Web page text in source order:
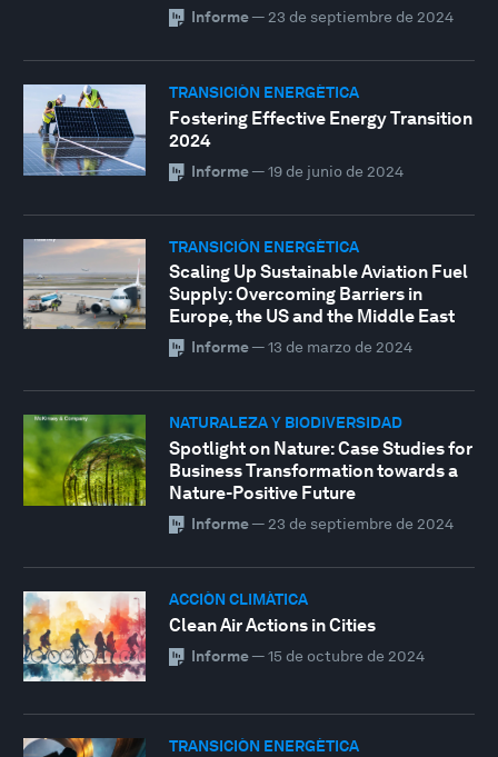
Informe— 23 de septiembre de 2024
TRANSICIÓN ENERGÉTICA
Fostering Effective Energy Transition
2024
Informe— 19 de junio de 2024
TRANSICIÓN ENERGÉTICA
Scaling Up Sustainable Aviation Fuel
Supply: Overcoming Barriers in
Europe, the US and the Middle East
Informe— 13 de marzo de 2024
NATURALEZA Y BIODIVERSIDAD
Spotlight on Nature: Case Studies for
Business Transformation towards a
Nature-Positive Future
Informe— 23 de septiembre de 2024
ACCIÓN CLIMÁTICA
Clean Air Actions in Cities
Informe— 15 de octubre de 2024
TRANSICIÓN ENERGÉTICA